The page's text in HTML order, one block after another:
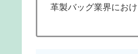
革製バッグ業界にお